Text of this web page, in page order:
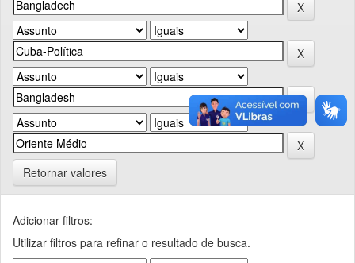
Retornar valores
Adicionar filtros:
Utilizar filtros para refinar o resultado de busca.